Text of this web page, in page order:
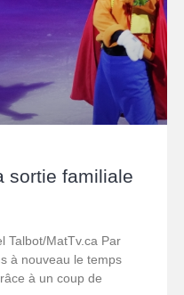
sortie familiale
Talbot/MatTv.ca Par
à nouveau le temps
à un coup de